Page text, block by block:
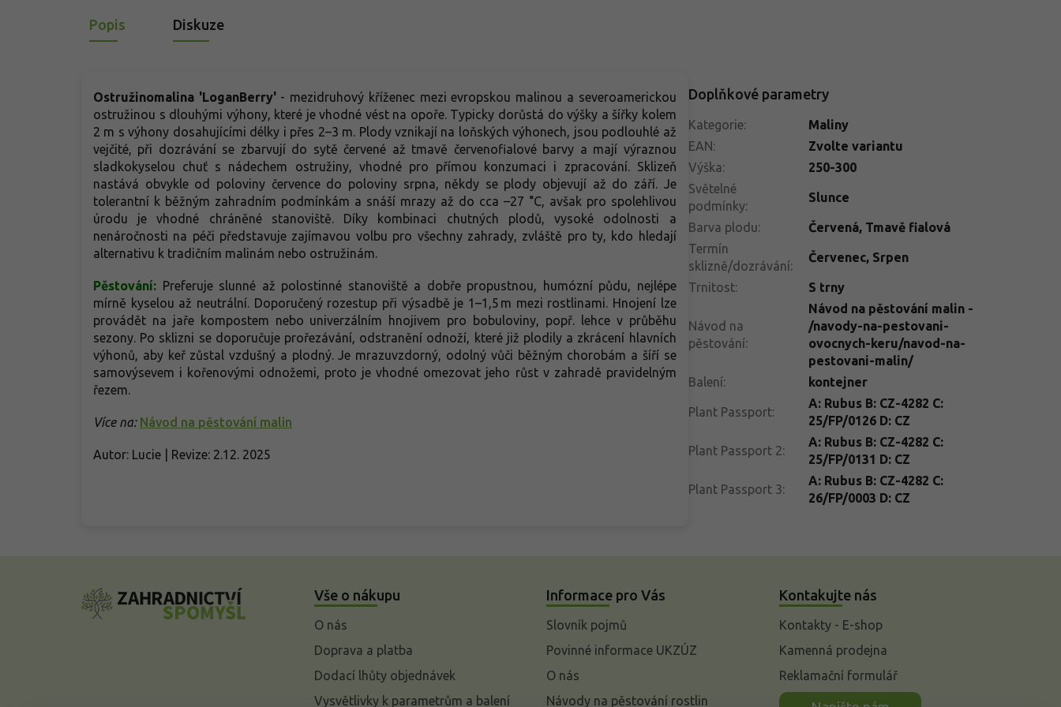
Popis Diskuze
Ostružinomalina 'LoganBerry' - mezidruhový kříženec mezi evropskou malinou a severoamerickou
ostružinou s dlouhými výhony, které je vhodné vést na opoře. Typicky dorůstá do výšky a šířky kolem
2 m s výhony dosahujícími délky i přes 2–3 m. Plody vznikají na loňských výhonech, jsou podlouhlé až
vejčité, při dozrávání se zbarvují do sytě červené až tmavě červenofialové barvy a mají výraznou
sladkokyselou chuť s nádechem ostružiny, vhodné pro přímou konzumaci i zpracování. Sklizeň
nastává obvykle od poloviny července do poloviny srpna, někdy se plody objevují až do září. Je
tolerantní k běžným zahradním podmínkám a snáší mrazy až do cca –27 °C, avšak pro spolehlivou
úrodu je vhodné chráněné stanoviště. Díky kombinaci chutných plodů, vysoké odolnosti a
nenáročnosti na péči představuje zajímavou volbu pro všechny zahrady, zvláště pro ty, kdo hledají
alternativu k tradičním malinám nebo ostružinám.
Pěstování: Preferuje slunné až polostinné stanoviště a dobře propustnou, humózní půdu, nejlépe
mírně kyselou až neutrální. Doporučený rozestup při výsadbě je 1–1,5 m mezi rostlinami. Hnojení lze
provádět na jaře kompostem nebo univerzálním hnojivem pro bobuloviny, popř. lehce v průběhu
sezony. Po sklizni se doporučuje prořezávání, odstranění odnoží, které již plodily a zkrácení hlavních
výhonů, aby keř zůstal vzdušný a plodný. Je mrazuvzdorný, odolný vůči běžným chorobám a šíří se
samovýsevem i kořenovými odnožemi, proto je vhodné omezovat jeho růst v zahradě pravidelným
řezem.
Více na: Návod na pěstování malin
Autor: Lucie | Revize: 2.12. 2025
Doplňkové parametry
Kategorie:
Maliny
EAN:
Zvolte variantu
Výška:
250-300
Světelné
podmínky:
Slunce
Barva plodu: Červená, Tmavě fialová
Termín
sklizně/dozrávání:
Červenec, Srpen
Trnitost: S trny
Návod na
pěstování:
Návod na pěstování malin -
/navody-na-pestovani-
ovocnych-keru/navod-na-
pestovani-malin/
Balení: kontejner
Plant Passport:
A: Rubus B: CZ-4282 C:
25/FP/0126 D: CZ
Plant Passport 2:
A: Rubus B: CZ-4282 C:
25/FP/0131 D: CZ
Plant Passport 3:
A: Rubus B: CZ-4282 C:
26/FP/0003 D: CZ
Vše o nákupu
O nás
Doprava a platba
Dodací lhůty objednávek
Vysvětlivky k parametrům a balení
Informace pro Vás
Slovník pojmů
Povinné informace UKZÚZ
O nás
Návody na pěstování rostlin
Kontakujte nás
Kontakty - E-shop
Kamenná prodejna
Reklamační formulář